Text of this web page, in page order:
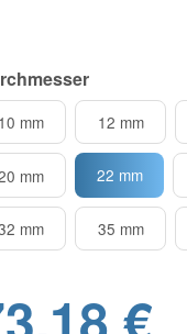
10 mm 12 mm
mm 22 mm
mm 35 mm